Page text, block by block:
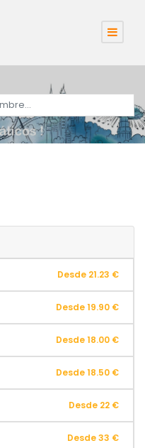
Desde 21.23 €
Desde 19.90 €
Desde 18.00 €
Desde 18.50 €
Desde 22 €
Desde 33 €